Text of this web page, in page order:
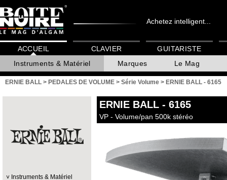
Achetez intelligent...
ACCUEIL
Instruments & Matériel
Marques Le Mag
CLAVIER GUITARISTE
ERNIE BALL > PEDALES DE VOLUME > Série Volume > ERNIE BALL - 6165
Instruments & Matériel
ERNIE BALL - 6165
VP - Volume/pan 500k stéréo